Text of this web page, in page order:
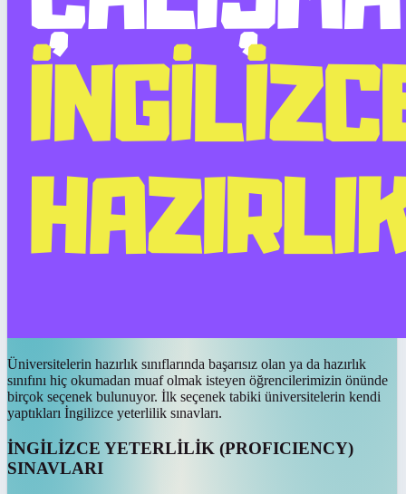
Üniversitelerin hazırlık sınıflarında başarısız olan ya da hazırlık
sınıfını hiç okumadan muaf olmak isteyen öğrencilerimizin önünde
birçok seçenek bulunuyor. İlk seçenek tabiki üniversitelerin kendi
yaptıkları İngilizce yeterlilik sınavları.
İNGİLİZCE YETERLİLİK (PROFICIENCY)
SINAVLARI